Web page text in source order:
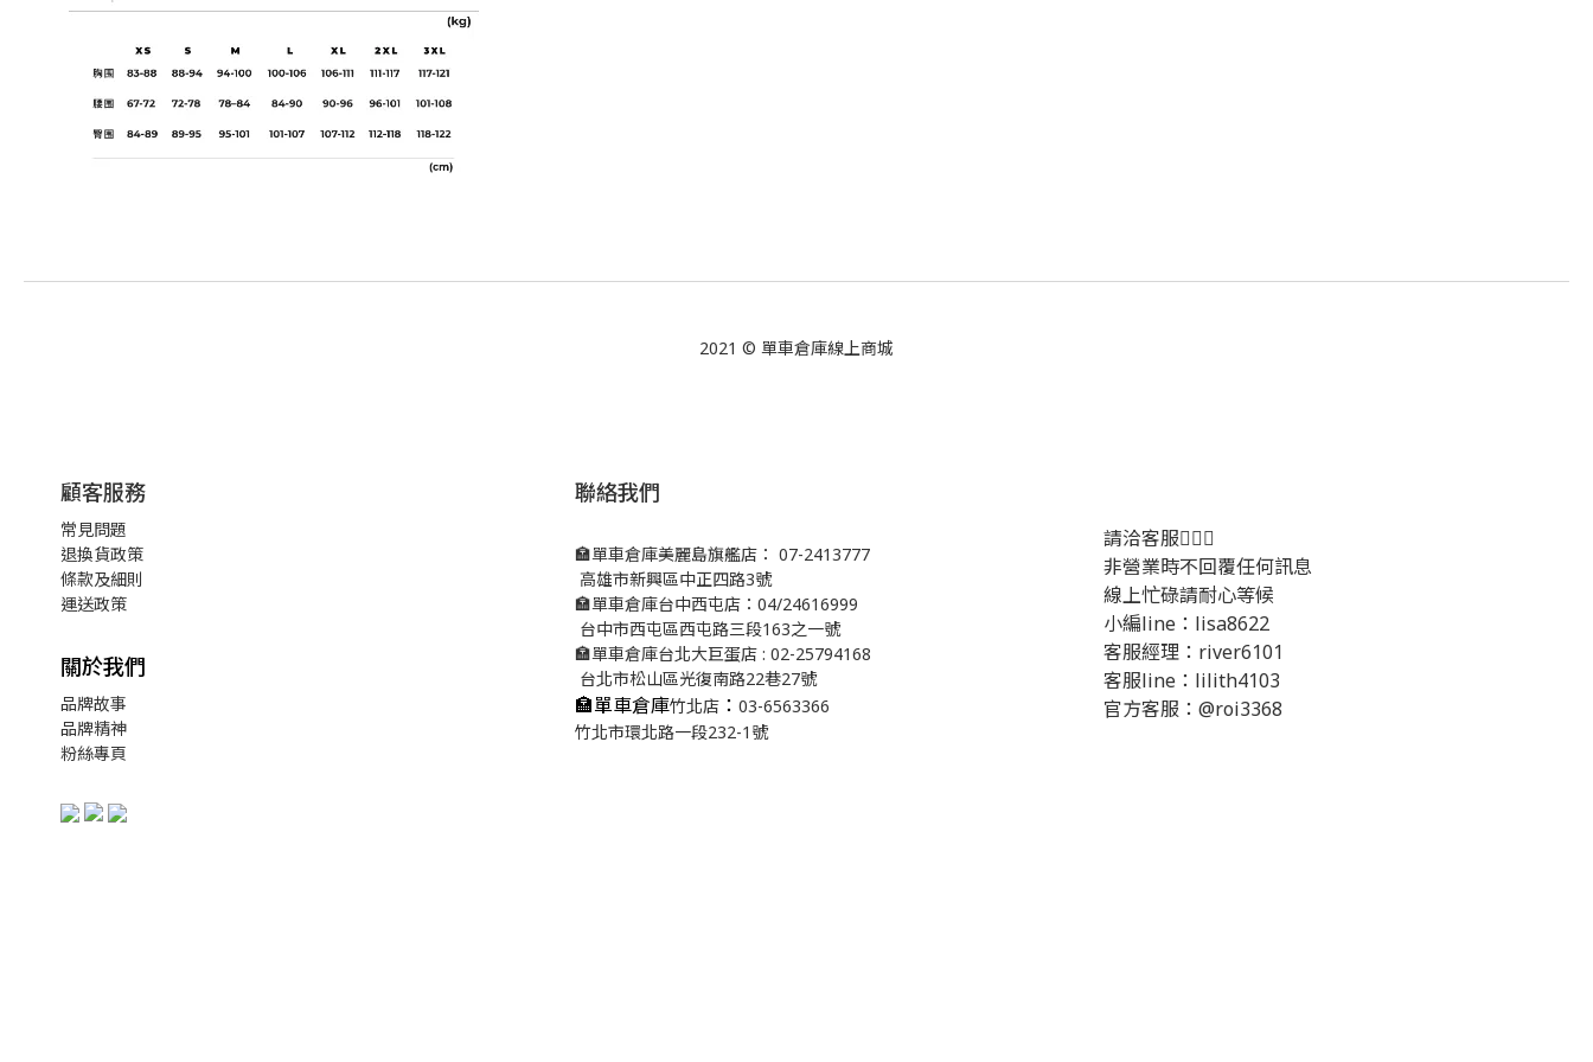
2021 © 單車倉庫線上商城
顧客服務
常見問題
退換貨政策
條款及細則
運送政策
關於我們
品牌故事
品牌精神
粉絲專頁
聯絡我們
🏣單車倉庫美麗島旗艦店： 07-2413777
高雄市新興區中正四路3號
🏣單車倉庫台中西屯店：04/24616999
台中市西屯區西屯路三段163之一號
🏣單車倉庫台北大巨蛋店 : 02-25794168
台北市松山區光復南路22巷27號
🏣單車倉庫竹北店 ： 03-6563366
竹北市環北路一段232-1號
請洽客服💁🏻‍♂️
非營業時不回覆任何訊息
線上忙碌請耐心等候
小編line：lisa8622
客服經理：river6101
客服line：lilith4103
官方客服：@roi3368